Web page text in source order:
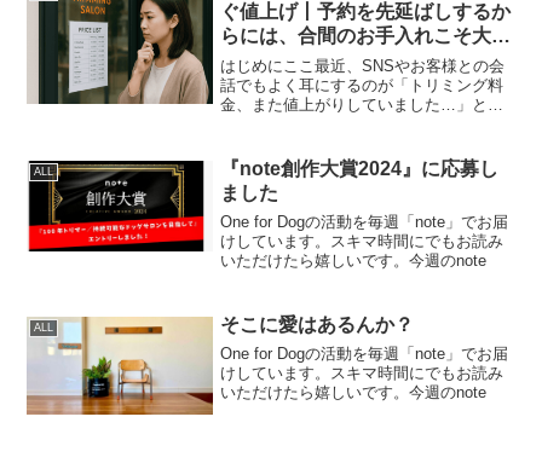
ぐ値上げ丨予約を先延ばしするか
らには、合間のお手入れこそ大切
に！
はじめにここ最近、SNSやお客様との会
話でもよく耳にするのが「トリミング料
金、また値上がりしていました…」とい
上げせざるを得ない”状況は続いていま
す。その結果、予約の...
ALL
『note創作大賞2024』に応募し
ました
One for Dogの活動を毎週「note」でお届
けしています。スキマ時間にでもお読み
いただけたら嬉しいです。今週のnote
ALL そこに愛はあるんか？
One for Dogの活動を毎週「note」でお届
けしています。スキマ時間にでもお読み
いただけたら嬉しいです。今週のnote